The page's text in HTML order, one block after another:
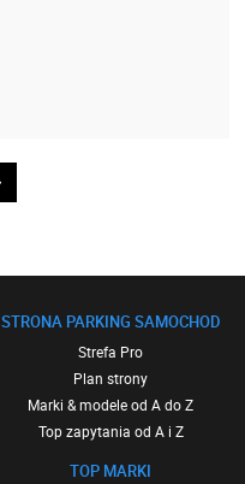
STRONA PARKING SAMOCHOD
Strefa Pro
Plan strony
Marki & modele od A do Z
Top zapytania od A i Z
TOP MARKI